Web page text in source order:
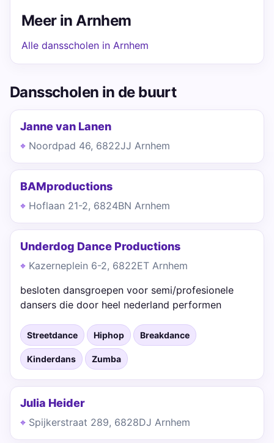
Meer in Arnhem
Alle dansscholen in Arnhem
Dansscholen in de buurt
Janne van Lanen
Noordpad 46, 6822JJ Arnhem
BAMproductions
Hoflaan 21-2, 6824BN Arnhem
Underdog Dance Productions
Kazerneplein 6-2, 6822ET Arnhem
besloten dansgroepen voor semi/profesionele
dansers die door heel nederland performen
Streetdance Hiphop Breakdance
Kinderdans Zumba
Julia Heider
Spijkerstraat 289, 6828DJ Arnhem